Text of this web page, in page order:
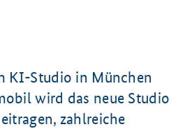
KI-Studio in München
wird das neue Studio
zahlreiche